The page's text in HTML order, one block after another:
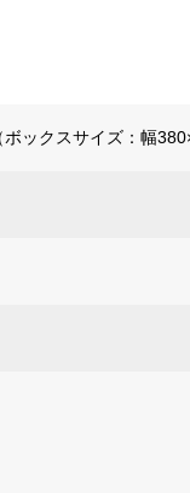
ックスサイズ：幅